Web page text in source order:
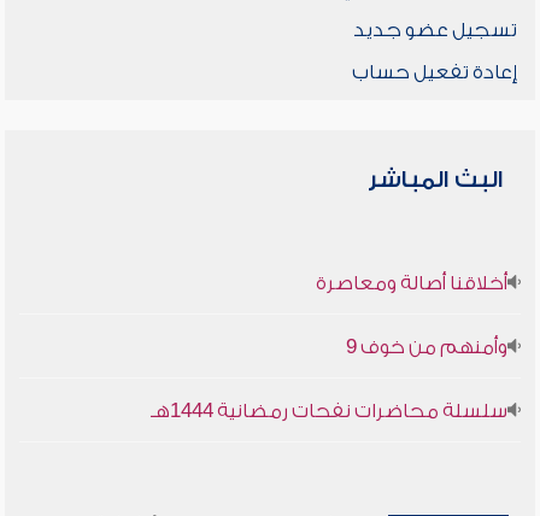
تسجيل عضو جديد
إعادة تفعيل حساب
البث المباشر
أخلاقنا أصالة ومعاصرة
وأمنهم من خوف 9
سلسلة محاضرات نفحات رمضانية 1444هـ